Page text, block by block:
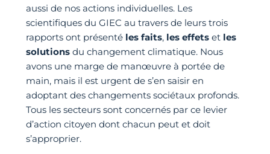
aussi de nos actions individuelles. Les
scientifiques du GIEC au travers de leurs trois
rapports ont présenté les faits, les effetset les
solutionsdu changement climatique. Nous
avons une marge de manœuvre à portée de
main, mais il est urgent de s’en saisir en
adoptant des changements sociétaux profonds.
Tous les secteurs sont concernés par ce levier
d’action citoyen dont chacun peut et doit
s’approprier.